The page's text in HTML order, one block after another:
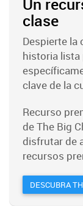
clase
Despierte la
historia lista
clave de la
Recurso
de The Big
disfrutar de
recursos
DESCUBRA